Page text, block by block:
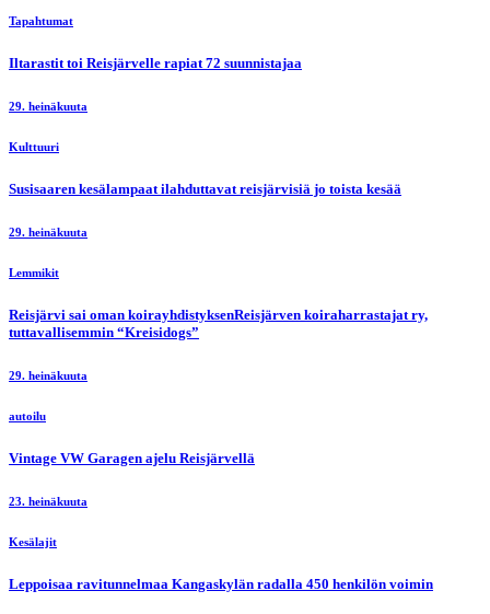
Tapahtumat
Iltarastit toi Reisjärvelle rapiat 72 suunnistajaa
29. heinäkuuta
Kulttuuri
Susisaaren kesälampaat ilahduttavat reisjärvisiä jo toista kesää
29. heinäkuuta
Lemmikit
Reisjärvi sai oman koirayhdistyksenReisjärven koiraharrastajat ry,
tuttavallisemmin “Kreisidogs”
29. heinäkuuta
autoilu
Vintage VW Garagen ajelu Reisjärvellä
23. heinäkuuta
Kesälajit
Leppoisaa ravitunnelmaa Kangaskylän radalla 450 henkilön voimin